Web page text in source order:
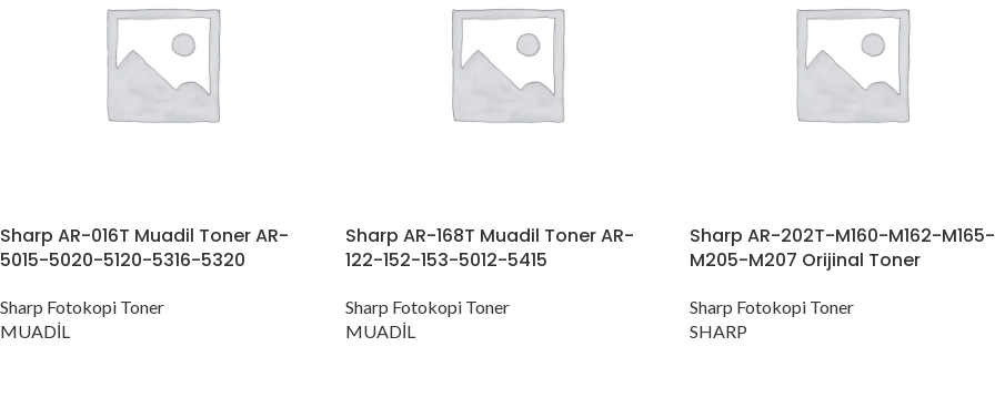
Sharp AR-016T Muadil Toner AR-
5015-5020-5120-5316-5320
Sharp Fotokopi Toner
MUADİL
Sharp AR-168T Muadil Toner AR-
122-152-153-5012-5415
Sharp Fotokopi Toner
MUADİL
Sharp AR-202T-M160-M162-M165-
M205-M207 Orijinal Toner
Sharp Fotokopi Toner
SHARP